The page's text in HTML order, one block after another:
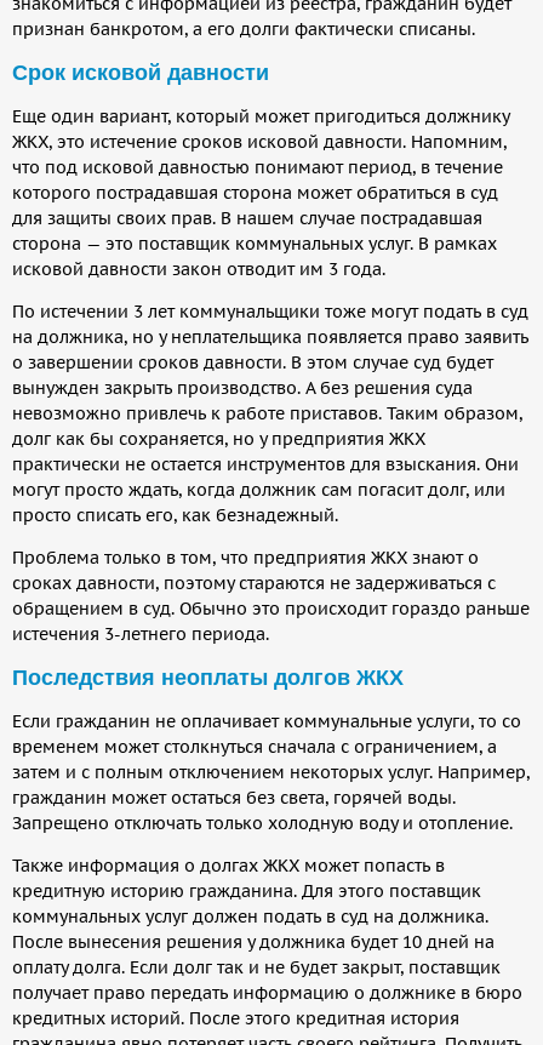
признан банкротом, а его долги фактически списаны.
Срок исковой давности
Еще один вариант, который может пригодиться должнику
ЖКХ, это истечение сроков исковой давности. Напомним,
что под исковой давностью понимают период, в течение
которого пострадавшая сторона может обратиться в суд
для защиты своих прав. В нашем случае пострадавшая
сторона — это поставщик коммунальных услуг. В рамках
исковой давности закон отводит им 3 года.
По истечении 3 лет коммунальщики тоже могут подать в суд
на должника, но у неплательщика появляется право заявить
о завершении сроков давности. В этом случае суд будет
вынужден закрыть производство. А без решения суда
невозможно привлечь к работе приставов. Таким образом,
долг как бы сохраняется, но у предприятия ЖКХ
практически не остается инструментов для взыскания. Они
могут просто ждать, когда должник сам погасит долг, или
просто списать его, как безнадежный.
Проблема только в том, что предприятия ЖКХ знают о
сроках давности, поэтому стараются не задерживаться с
обращением в суд. Обычно это происходит гораздо раньше
истечения 3-летнего периода.
Последствия неоплаты долгов ЖКХ
Если гражданин не оплачивает коммунальные услуги, то со
временем может столкнуться сначала с ограничением, а
затем и с полным отключением некоторых услуг. Например,
гражданин может остаться без света, горячей воды.
Запрещено отключать только холодную воду и отопление.
Также информация о долгах ЖКХ может попасть в
кредитную историю гражданина. Для этого поставщик
коммунальных услуг должен подать в суд на должника.
После вынесения решения у должника будет 10 дней на
оплату долга. Если долг так и не будет закрыт, поставщик
получает право передать информацию о должнике в бюро
кредитных историй. После этого кредитная история